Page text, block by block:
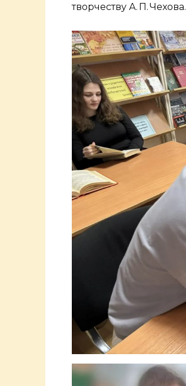
творчеству А. П. Чехова.